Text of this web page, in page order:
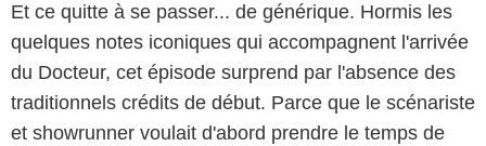
Et ce quitte à se passer... de générique. Hormis les
quelques notes iconiques qui accompagnent l'arrivée
du Docteur, cet épisode surprend par l'absence des
traditionnels crédits de début. Parce que le scénariste
et showrunner voulait d'abord prendre le temps de